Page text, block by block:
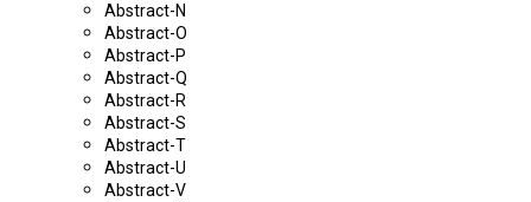
Abstract-N
Abstract-O
Abstract-P
Abstract-Q
Abstract-R
Abstract-S
Abstract-T
Abstract-U
Abstract-V